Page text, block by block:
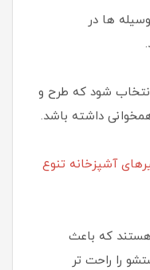
ها در
شود که طرح و
داشته باشد.
آشپزخانه تنوع
هستند که باعث
را راحت تر